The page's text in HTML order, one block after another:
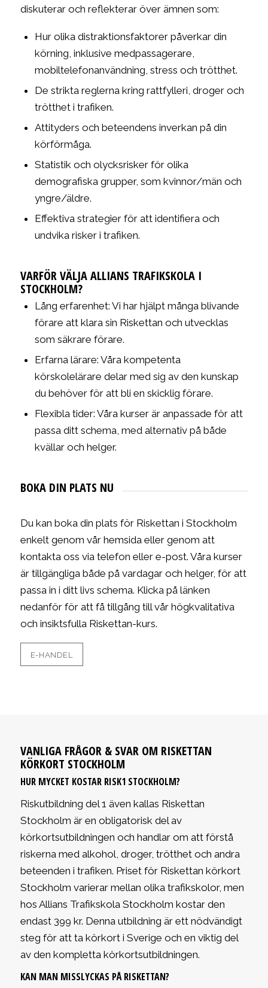
diskuterar och reflekterar över ämnen som:
Hur olika distraktionsfaktorer påverkar din
körning, inklusive medpassagerare,
mobiltelefonanvändning, stress och trötthet.
De strikta reglerna kring rattfylleri, droger och
trötthet i trafiken.
Attityders och beteendens inverkan på din
körförmåga.
Statistik och olycksrisker för olika
demografiska grupper, som kvinnor/män och
yngre/äldre.
Effektiva strategier för att identifiera och
undvika risker i trafiken.
VARFÖR VÄLJA ALLIANS TRAFIKSKOLA I
STOCKHOLM?
Lång erfarenhet: Vi har hjälpt många blivande
förare att klara sin Riskettan och utvecklas
som säkrare förare.
Erfarna lärare: Våra kompetenta
körskolelärare delar med sig av den kunskap
du behöver för att bli en skicklig förare.
Flexibla tider: Våra kurser är anpassade för att
passa ditt schema, med alternativ på både
kvällar och helger.
BOKA DIN PLATS NU
Du kan boka din plats för Riskettan i Stockholm
enkelt genom vår hemsida eller genom att
kontakta oss via telefon eller e-post. Våra kurser
är tillgängliga både på vardagar och helger, för att
passa in i ditt livs schema. Klicka på länken
nedanför för att få tillgång till vår högkvalitativa
och insiktsfulla Riskettan-kurs.
E-HANDEL
VANLIGA FRÅGOR &SVAR OM RISKETTAN
KÖRKORT STOCKHOLM
HUR MYCKET KOSTAR RISK1 STOCKHOLM?
Riskutbildning del 1 även kallas Riskettan
Stockholm är en obligatorisk del av
körkortsutbildningen och handlar om att förstå
riskerna med alkohol, droger, trötthet och andra
beteenden i trafiken. Priset för Riskettan körkort
Stockholm varierar mellan olika trafikskolor, men
hos Allians Trafikskola Stockholm kostar den
endast 399 kr. Denna utbildning är ett nödvändigt
steg för att ta körkort i Sverige och en viktig del
av den kompletta körkortsutbildningen.
KAN MAN MISSLYCKAS PÅ RISKETTAN?